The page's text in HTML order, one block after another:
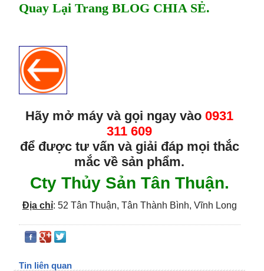
Quay Lại Trang BLOG CHIA SẺ.
Hãy mở máy và gọi ngay vào 0931
311 609
để được tư vấn và giải đáp mọi thắc
mắc về sản phẩm.
Cty Thủy Sản Tân Thuận.
Địa chỉ: 52 Tân Thuận, Tân Thành Bình, Vĩnh Long
Tin liên quan